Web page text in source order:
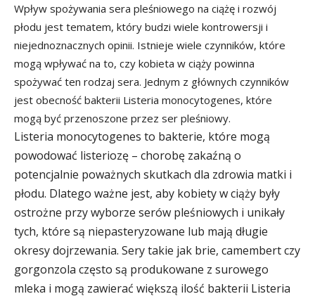
Wpływ spożywania sera pleśniowego na ciążę i rozwój
płodu jest tematem, który budzi wiele kontrowersji i
niejednoznacznych opinii. Istnieje wiele czynników, które
mogą wpływać na to, czy kobieta w ciąży powinna
spożywać ten rodzaj sera. Jednym z głównych czynników
jest obecność bakterii Listeria monocytogenes, które
mogą być przenoszone przez ser pleśniowy.
Listeria monocytogenes to bakterie, które mogą
powodować listeriozę – chorobę zakaźną o
potencjalnie poważnych skutkach dla zdrowia matki i
płodu. Dlatego ważne jest, aby kobiety w ciąży były
ostrożne przy wyborze serów pleśniowych i unikały
tych, które są niepasteryzowane lub mają długie
okresy dojrzewania. Sery takie jak brie, camembert czy
gorgonzola często są produkowane z surowego
mleka i mogą zawierać większą ilość bakterii Listeria